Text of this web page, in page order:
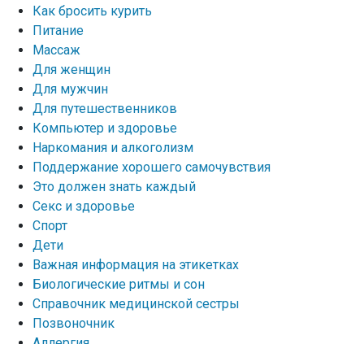
Как бросить курить
Питание
Массаж
Для женщин
Для мужчин
Для путешественников
Компьютер и здоровье
Наркомания и алкоголизм
Поддержание хорошего самочувствия
Это должен знать каждый
Секс и здоровье
Спорт
Дети
Важная информация на этикетках
Биологические ритмы и сон
Справочник медицинской сестры
Позвоночник